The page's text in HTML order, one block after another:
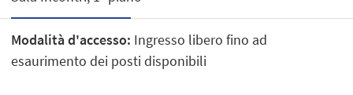
Modalità d'accesso: Ingresso libero fino ad
esaurimento dei posti disponibili